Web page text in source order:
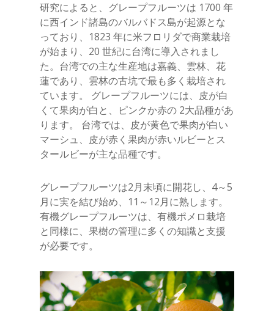
研究によると、グレープフルーツは 1700 年
に西インド諸島のバルバドス島が起源とな
っており、1823 年に米フロリダで商業栽培
が始まり、20 世紀に台湾に導入されまし
た。台湾での主な生産地は嘉義、雲林、花
蓮であり、雲林の古坑で最も多く栽培され
ています。 グレープフルーツには、皮が白
くて果肉が白と、ピンクか赤の 2大品種があ
ります。 台湾では、皮が黄色で果肉が白い
マーシュ、皮が赤く果肉が赤いルビーとス
タールビーが主な品種です。
グレープフルーツは2月末頃に開花し、4～5
月に実を結び始め、11～12月に熟します。
有機グレープフルーツは、有機ポメロ栽培
と同様に、果樹の管理に多くの知識と支援
が必要です。